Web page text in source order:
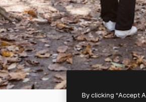
By clicking “Accept